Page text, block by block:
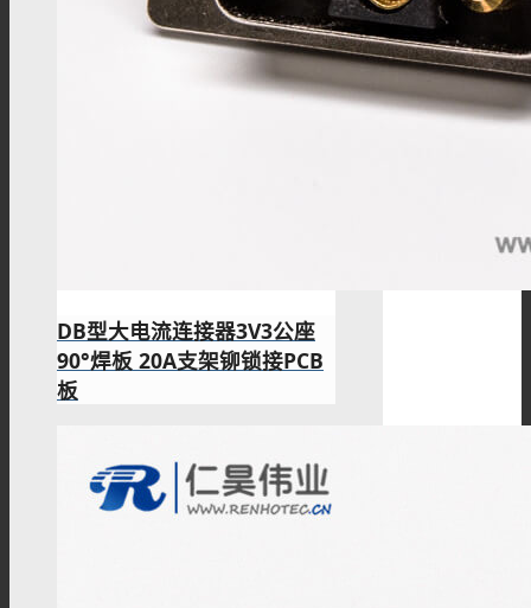
DB型大电流连接器3V3公座
90°焊板 20A支架铆锁接PCB
板